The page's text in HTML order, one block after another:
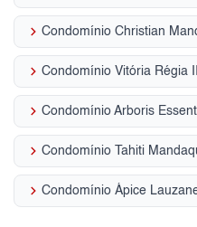
keyboard_arrow_right Condomínio Christian
keyboard_arrow_right Condomínio Vitória Régia
keyboard_arrow_right Condomínio Arboris
keyboard_arrow_right Condomínio Tahiti
keyboard_arrow_right Condomínio Ápice